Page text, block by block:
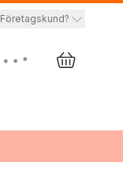
Företagskund?